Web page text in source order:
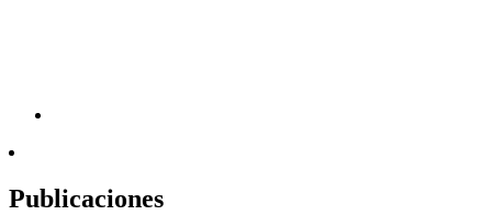
Publicaciones